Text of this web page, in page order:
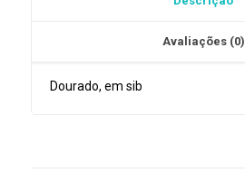
Avaliações (0)
Dourado, em sib